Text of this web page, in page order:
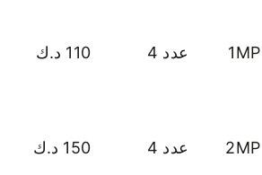
1MP عدد 4 110 د.ك
2MP عدد 4 150 د.ك